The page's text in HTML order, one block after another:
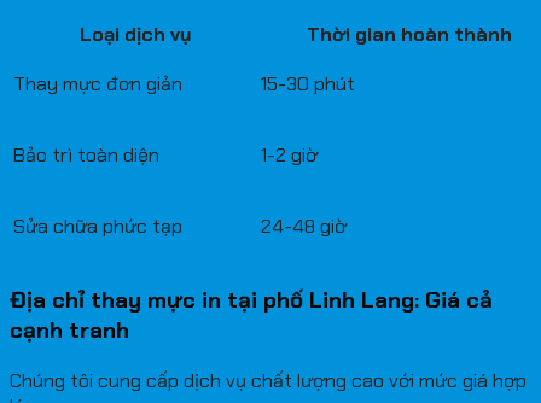
Loại dịch vụ
Thời gian hoàn thành
Thay mực đơn giản
15-30 phút
Bảo trì toàn diện 1-2 giờ
Sửa chữa phức tạp 24-48 giờ
Địa chỉ thay mực in tại phố Linh Lang: Giá cả
cạnh tranh
Chúng tôi cung cấp dịch vụ chất lượng cao với mức giá hợp